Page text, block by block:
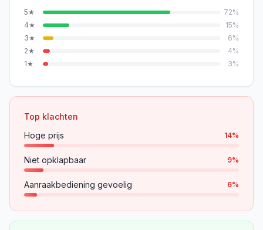
5★ 72%
4★ 15%
3★ 6%
2★ 4%
1★ 3%
Top klachten
Hoge prijs
14%
Niet opklapbaar 9%
Aanraakbediening gevoelig 6%